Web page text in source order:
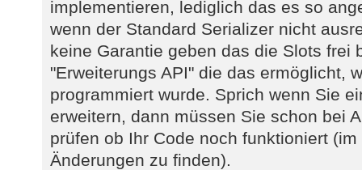
implementieren, lediglich das es so
wenn der Standard Serializer nicht
keine Garantie geben das die Slots frei
"Erweiterungs API" die das ermöglicht,
programmiert wurde. Sprich wenn Sie
erweitern, dann müssen Sie schon bei
prüfen ob Ihr Code noch funktioniert
Änderungen zu finden).